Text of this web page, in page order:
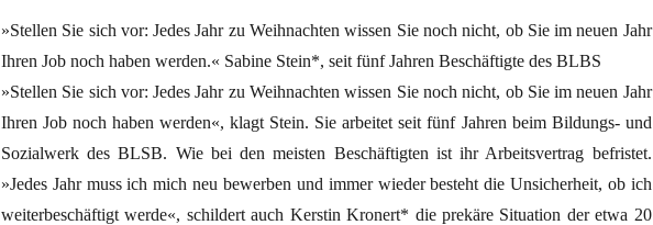
»Stellen Sie sich vor: Jedes Jahr zu Weihnachten wissen Sie noch nicht, ob Sie im neuen Jahr
Ihren Job noch haben werden.« Sabine Stein*, seit fünf Jahren Beschäftigte des BLBS
»Stellen Sie sich vor: Jedes Jahr zu Weihnachten wissen Sie noch nicht, ob Sie im neuen Jahr
Ihren Job noch haben werden«, klagt Stein. Sie arbeitet seit fünf Jahren beim Bildungs- und
Sozialwerk des BLSB. Wie bei den meisten Beschäftigten ist ihr Arbeitsvertrag befristet.
»Jedes Jahr muss ich mich neu bewerben und immer wieder besteht die Unsicherheit, ob ich
weiterbeschäftigt werde«, schildert auch Kerstin Kronert* die prekäre Situation der etwa 20